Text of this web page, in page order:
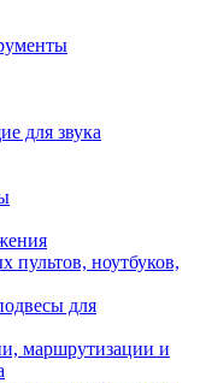
для звука
ноутбуков,
для
маршрутизации и